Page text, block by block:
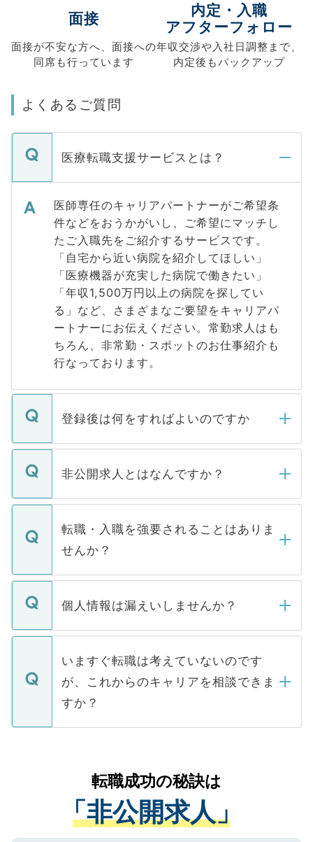
面接
面接が不安な方へ、 面接への
同席も行っています
内定・入職
アフターフォロー
年収交渉や入社日調整まで、
内定後もバックアップ
よくあるご質問
医療転職支援サービスとは？
医師専任のキャリアパートナーがご希望条
件などをおうかがいし、ご希望にマッチし
たご入職先をご紹介するサービスです。
「自宅から近い病院を紹介してほしい」
「医療機器が充実した病院で働きたい」
「年収1,500万円以上の病院を探してい
る」など、さまざまなご要望をキャリアパ
ートナーにお伝えください。常勤求人はも
ちろん、非常勤・スポットのお仕事紹介も
行なっております。
登録後は何をすればよいのですか
ご登録いただきましたら、弊社担当者がご
登録内容を確認し、その後メールもしくは
ます。通常、5営業日以内にはご連絡をせて
いただきますので、しばらくお待ちくださ
い。
非公開求人とはなんですか？
マイナビDOCTORで取り扱っている求人の
うち約3割は、Webサイトからご覧いただ
けない「非公開求人」です。非公開求人は
下記の理由によって、一般には公開してい
ません。
■応募殺到を避けるため 人気のある医療機
関を公にしてしまうと、応募が殺到する場
に、医療機関が求める条件に合った人材の
みを人材紹介会社に依頼するケースが増え
ています。
転職・入職を強要されることはありま
せんか？
転職・入職を強要することは一切ありませ
ん。また、仮に応募先から内定をいただい
定を承諾する必要はありません。内定先へ
の辞退の連絡はキャリアパートナーが行い
ますので、ご安心ください。
個人情報は漏えいしませんか？
個人情報が漏えいすることはありませんの
で、ご安心ください。当サイトからの登録
などで収集したご登録者様の個人情報は、
ご本人のキャリアアップおよび転職活動の
支援を目的に使用いたします。お預かりし
ているすべての個人データはご本人の許可
は、個人情報の取り扱いについての厳密な
管理基準を満たした事業者のみに付与され
る、プライバシーマークを取得済みです。
ご登録いただいた個人情報は、SSL（デー
いますぐ転職は考えていないのです
が、これからのキャリアを相談できま
すか？
かがいして、現在の医療機関の状況や紹介
経験をまじえながら、適切なアドバイスを
させていただきます。すぐにご転職をされ
ない方には、長期的なサポートが可能です
転職成功の秘訣は
「非公開求人」